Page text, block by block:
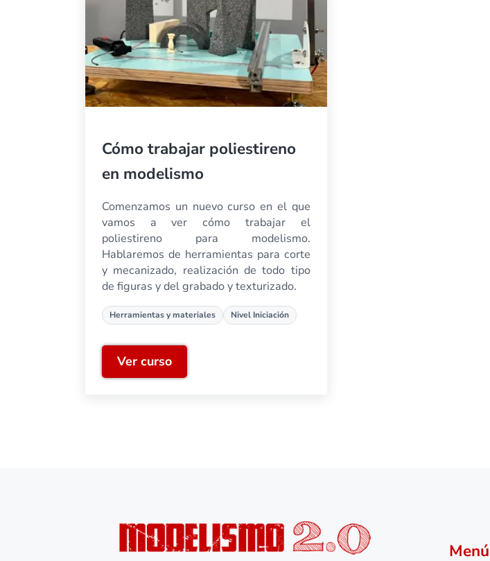
Cómo trabajar poliestireno
en modelismo
Comenzamos un nuevo curso en el que
vamos a ver cómo trabajar el
poliestireno para modelismo.
Hablaremos de herramientas para corte
y mecanizado, realización de todo tipo
de figuras y del grabado y texturizado.
Herramientas y materiales Nivel Iniciación
Ver cursoCómo trabajar poliestireno en modelismo
Menú